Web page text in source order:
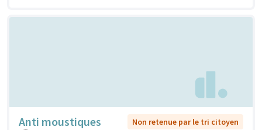
Anti moustiques
Non retenue par le tri citoyen